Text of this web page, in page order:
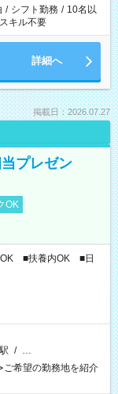
/ シフト勤務 / 10名以
キル不要
詳細へ
掲載日：2026.07.27
プレゼン
OK
OK ■扶養内OK ■日
/ …
希望の勤務地を紹介